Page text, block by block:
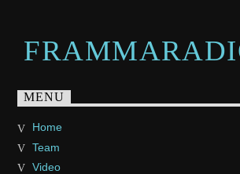
MENU
Home
Team
Video